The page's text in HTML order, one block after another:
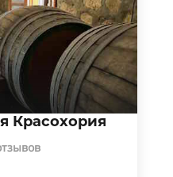
Красохория